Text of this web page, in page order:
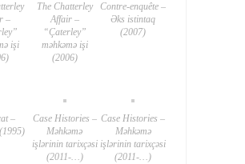
–
işi
The Chatterley
Affair –
“Çaterley”
məhkəmə işi
(2006)
Contre-enquête –
Əks istintaq
(2007)
–
Case Histories –
Məhkəmə
işlərinin tarixçəsi
(2011-…)
Case Histories –
Məhkəmə
işlərinin tarixçəsi
(2011-…)